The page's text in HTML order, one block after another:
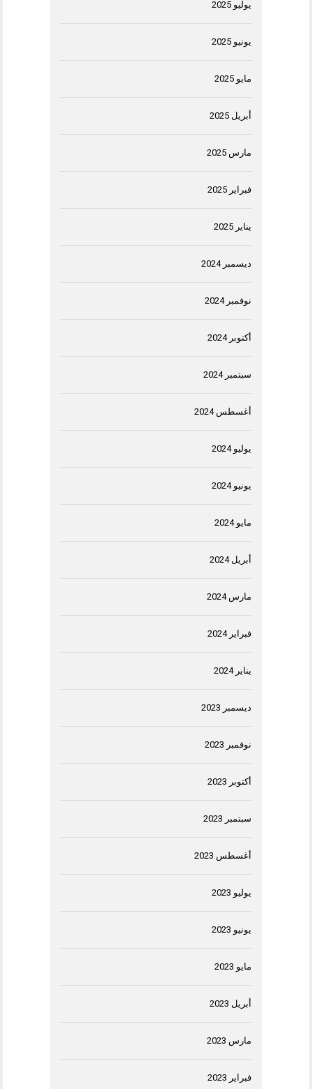
يوليو 2025
يونيو 2025
مايو 2025
أبريل 2025
مارس 2025
فبراير 2025
يناير 2025
ديسمبر 2024
نوفمبر 2024
أكتوبر 2024
سبتمبر 2024
أغسطس 2024
يوليو 2024
يونيو 2024
مايو 2024
أبريل 2024
مارس 2024
فبراير 2024
يناير 2024
ديسمبر 2023
نوفمبر 2023
أكتوبر 2023
سبتمبر 2023
أغسطس 2023
يوليو 2023
يونيو 2023
مايو 2023
أبريل 2023
مارس 2023
فبراير 2023